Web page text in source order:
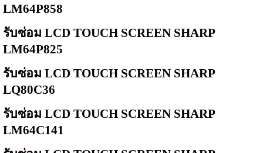
LM64P858
รับซ่อม LCD TOUCH SCREEN SHARP
LM64P825
รับซ่อม LCD TOUCH SCREEN SHARP
LQ80C36
รับซ่อม LCD TOUCH SCREEN SHARP
LM64C141